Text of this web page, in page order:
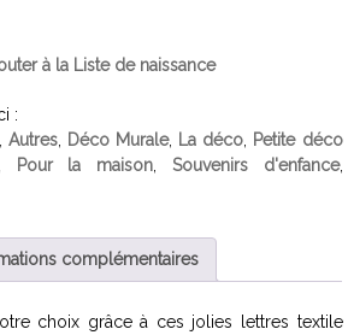
à la Liste de naissance
:
,Autres Déco Murale, La déco
Petite déco
Pour la maison Souvenirs d'enfance,
complémentaires
choix grâce à ces jolies lettres textile